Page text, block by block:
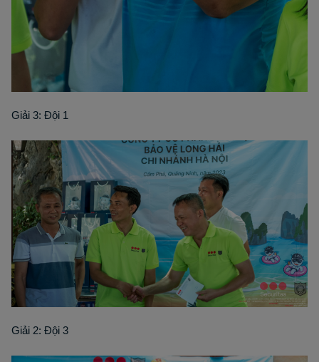
Giải 3: Đội 1
Giải 2: Đội 3